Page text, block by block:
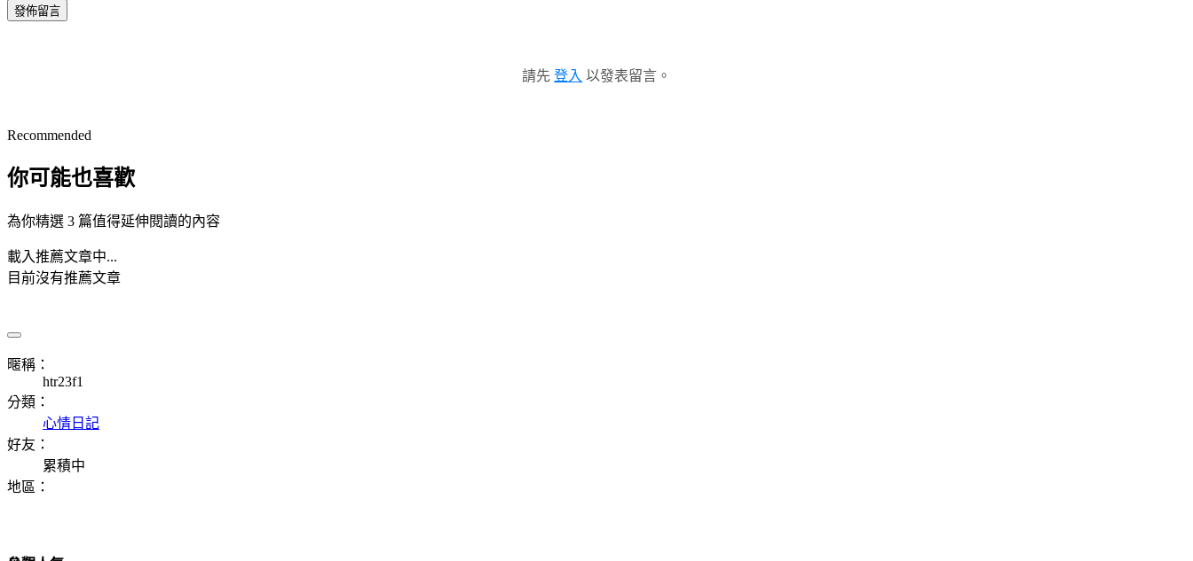
發佈留言
請先 登入 以發表留言。
Recommended
你可能也喜歡
為你精選 3 篇值得延伸閱讀的內容
載入推薦文章中...
目前沒有推薦文章
暱稱：
htr23f1
分類：
心情日記
好友：
累積中
地區：